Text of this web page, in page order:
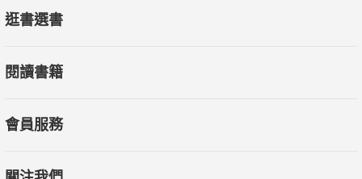
逛書選書
閱讀書籍
會員服務